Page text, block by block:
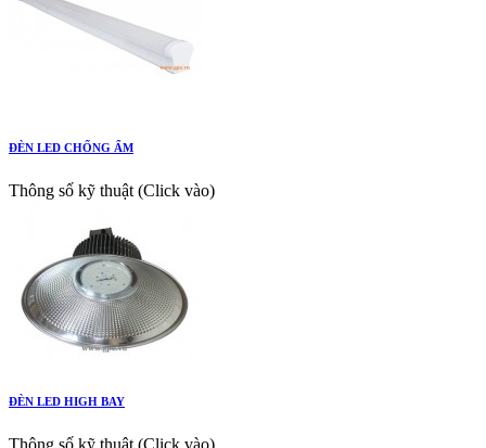
ĐÈN LED CHỐNG ẨM
Thông số kỹ thuật (Click vào)
ĐÈN LED HIGH BAY
Thông số kỹ thuật (Click vào)